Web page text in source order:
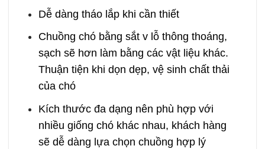
Dễ dàng tháo lắp khi cần thiết
Chuồng chó bằng sắt v lỗ thông thoáng,
sạch sẽ hơn làm bằng các vật liệu khác.
Thuận tiện khi dọn dẹp, vệ sinh chất thải
của chó
Kích thước đa dạng nên phù hợp với
nhiều giống chó khác nhau, khách hàng
sẽ dễ dàng lựa chọn chuồng hợp lý